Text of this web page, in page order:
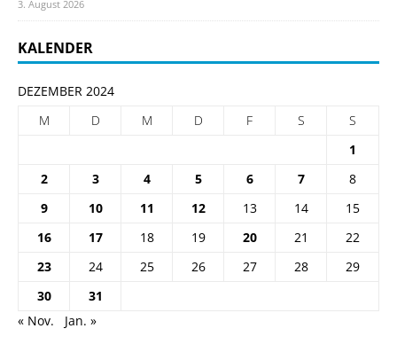
3. August 2026
KALENDER
DEZEMBER 2024
M
D M D F S
S
1
2
3 4 5 6 7
8
9
10 11 12 13 14
15
16
17 18 19 20 21
22
23
24 25 26 27 28
29
30
31
« Nov.
Jan. »